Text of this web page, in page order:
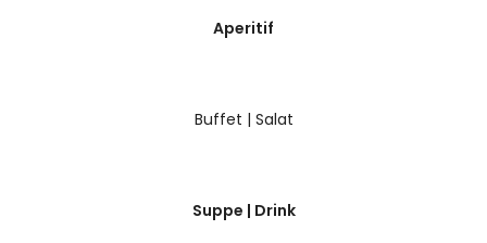
Aperitif
Buffet | Salat
Suppe | Drink